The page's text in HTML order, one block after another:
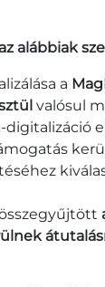
alábbiak
a
valósul
digitalizáció